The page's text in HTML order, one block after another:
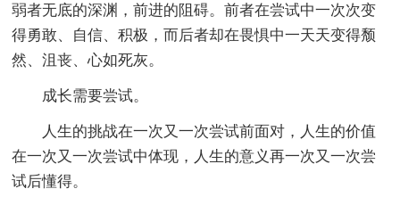
弱者无底的深渊，前进的阻碍。前者在尝试中一次次变
得勇敢、自信、积极，而后者却在畏惧中一天天变得颓
然、沮丧、心如死灰。
成长需要尝试。
人生的挑战在一次又一次尝试前面对，人生的价值
在一次又一次尝试中体现，人生的意义再一次又一次尝
试后懂得。